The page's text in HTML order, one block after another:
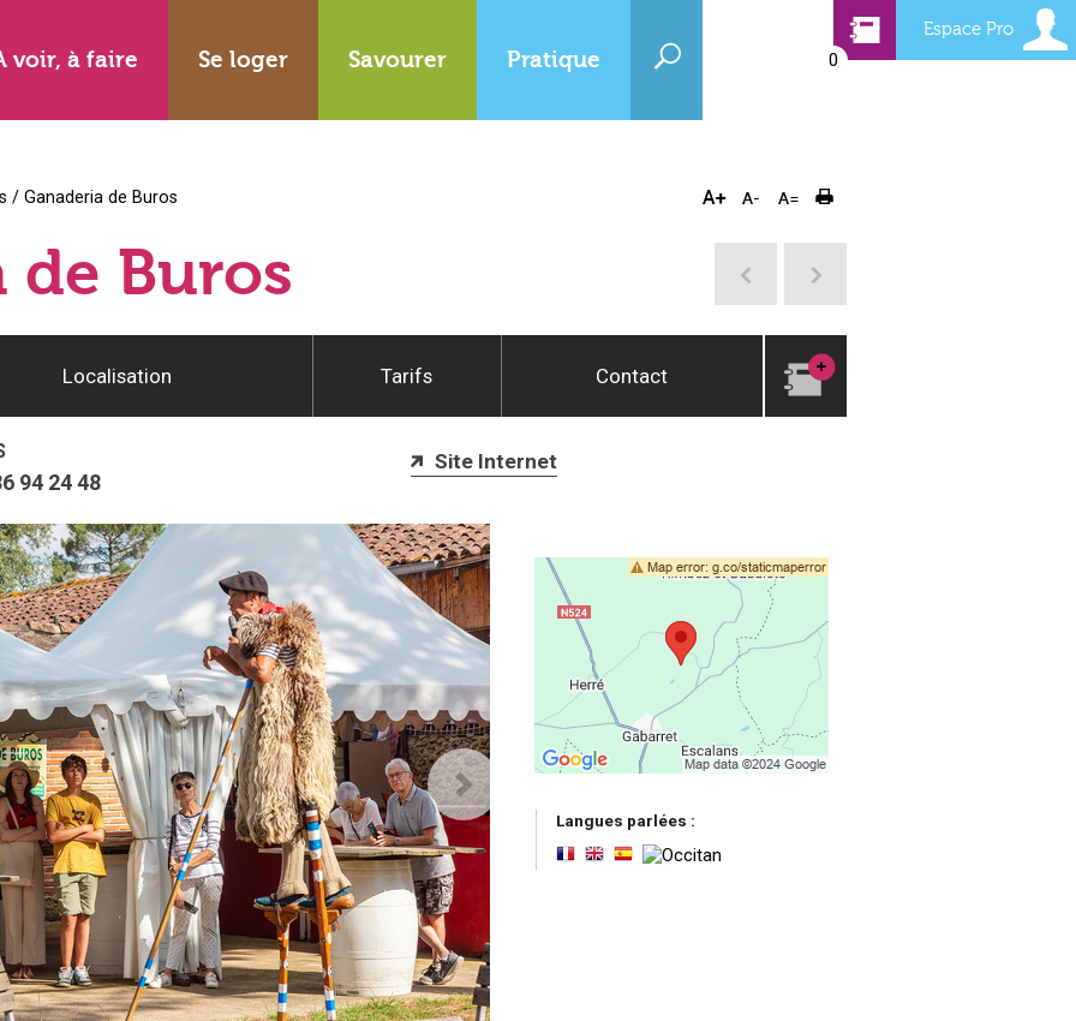
voir, à faire Se loger Savourer Pratique
Espace Pro
0
/ Ganaderia de Buros
de Buros
Localisation Tarifs Contact
94 24 48
Site Internet
Langues parlées :